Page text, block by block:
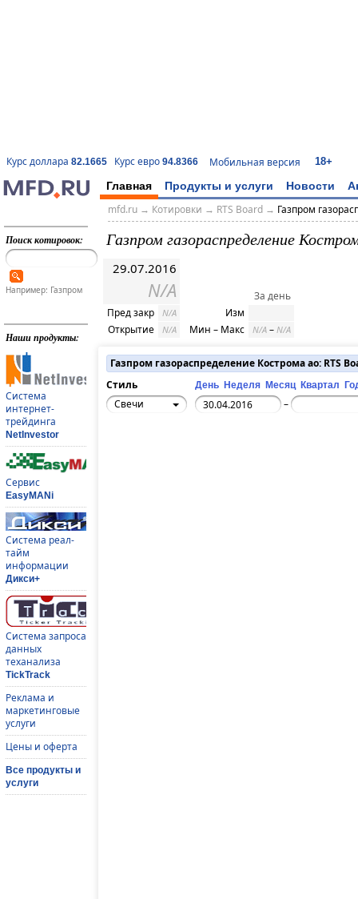
Курс доллара 82.1665 Курс евро 94.8366 Мобильная версия 18+
Главная Продукты и услуги Новости
Поиск котировок:
Например: Газпром
Наши продукты:
Система
интернет-
трейдинга
NetInvestor
Сервис
EasyMANi
Система реал-
тайм
информации
Дикси+
Система запроса
данных
теханализа
TickTrack
Реклама и
маркетинговые
услуги
Цены и оферта
Все продукты и
услуги
mfd.ru→ Котировки → RTS Board→ Газпром
Газпром газораспределение
29.07.2016
N/A
Пред закр N/A
Открытие N/A
За день
Изм
Мин – Макс
N/A – N/A
Газпром газораспределение Кострома ао: RTS
Стиль
День Неделя Месяц Квартал
Свечи –